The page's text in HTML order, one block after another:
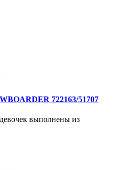
722163/51707
выполнены из